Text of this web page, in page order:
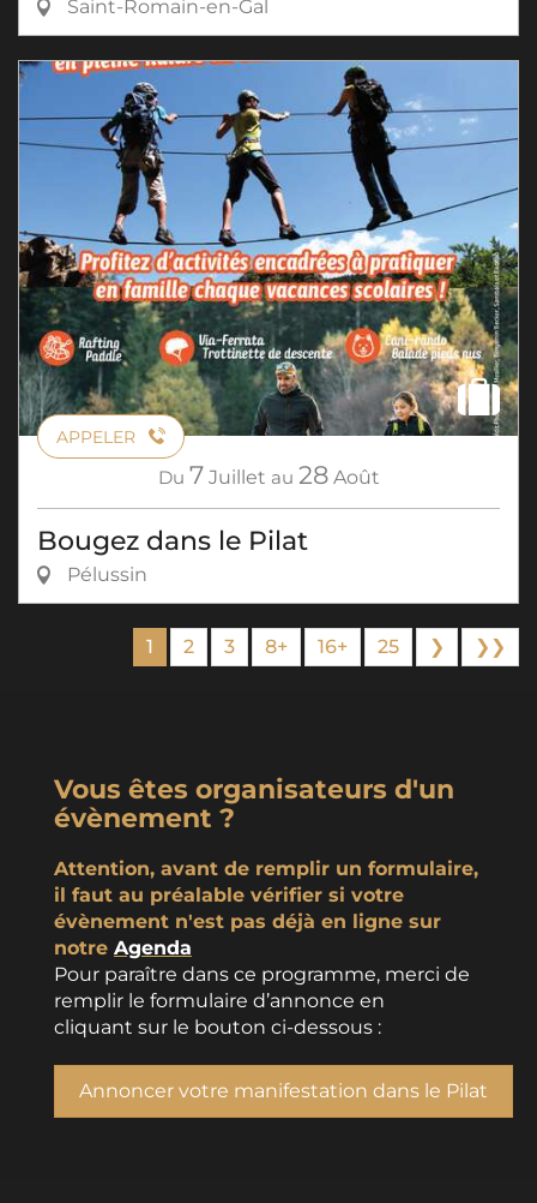
Saint-Romain-en-Gal
APPELER
Du 7 Juillet au 28 Août
Bougez dans le Pilat
Pélussin
1 2 3 8+ 16+ 25 ❯ ❯❯
Vous êtes organisateurs d'un
évènement ?
Attention, avant de remplir un formulaire,
il faut au préalable vérifier si votre
évènement n'est pas déjà en ligne sur
notre Agenda
Pour paraître dans ce programme, merci de
remplir le formulaire d’annonce en
cliquant sur le bouton ci-dessous :
Annoncer votre manifestation dans le Pilat